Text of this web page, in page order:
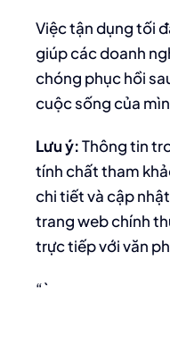
Việc tận dụng tối
giúp các doanh
chóng phục hồi
cuộc sống của
Lưu ý:Thông tin
tính chất tham
chi tiết và cập
trang web chính
trực tiếp với văn
“`